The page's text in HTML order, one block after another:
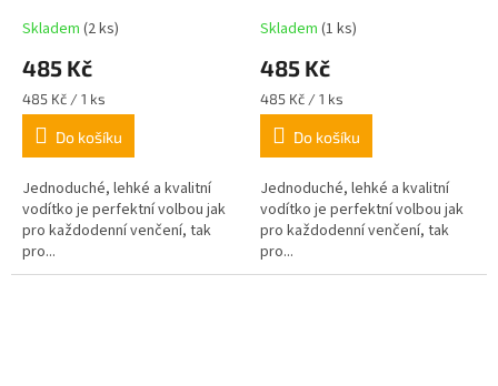
Skladem (2 ks)
485 Kč
Měrná
cena:
485 Kč / 1 ks
Do košíku
Jednoduché, lehké a kvalitní
vodítko je perfektní volbou jak
pro každodenní venčení, tak
pro...
Skladem (1 ks)
485 Kč
Měrná
cena:
485 Kč / 1 ks
Do košíku
Jednoduché, lehké a kvalitní
vodítko je perfektní volbou jak
pro každodenní venčení, tak
pro...